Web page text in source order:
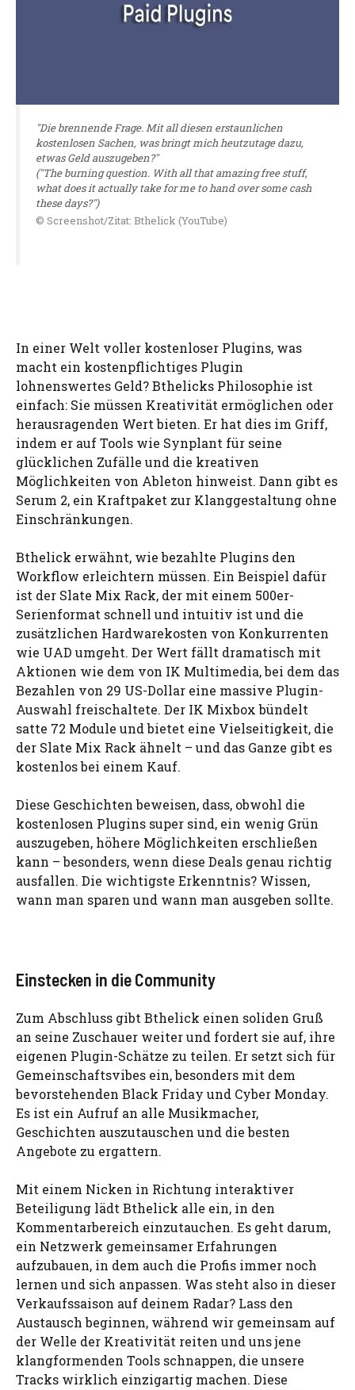
"Die brennende Frage. Mit all diesen erstaunlichen
kostenlosen Sachen, was bringt mich heutzutage dazu,
etwas Geld auszugeben?"
("The burning question. With all that amazing free stuff,
what does it actually take for me to hand over some cash
these days?")
© Screenshot/Zitat: Bthelick (YouTube)
In einer Welt voller kostenloser Plugins, was
macht ein kostenpflichtiges Plugin
lohnenswertes Geld? Bthelicks Philosophie ist
einfach: Sie müssen Kreativität ermöglichen oder
herausragenden Wert bieten. Er hat dies im Griff,
indem er auf Tools wie Synplant für seine
glücklichen Zufälle und die kreativen
Möglichkeiten von Ableton hinweist. Dann gibt es
Serum 2, ein Kraftpaket zur Klanggestaltung ohne
Einschränkungen.
Bthelick erwähnt, wie bezahlte Plugins den
Workflow erleichtern müssen. Ein Beispiel dafür
ist der Slate Mix Rack, der mit einem 500er-
Serienformat schnell und intuitiv ist und die
zusätzlichen Hardwarekosten von Konkurrenten
wie UAD umgeht. Der Wert fällt dramatisch mit
Aktionen wie dem von IK Multimedia, bei dem das
Bezahlen von 29 US-Dollar eine massive Plugin-
Auswahl freischaltete. Der IK Mixbox bündelt
satte 72 Module und bietet eine Vielseitigkeit, die
der Slate Mix Rack ähnelt – und das Ganze gibt es
kostenlos bei einem Kauf.
Diese Geschichten beweisen, dass, obwohl die
kostenlosen Plugins super sind, ein wenig Grün
auszugeben, höhere Möglichkeiten erschließen
kann – besonders, wenn diese Deals genau richtig
ausfallen. Die wichtigste Erkenntnis? Wissen,
wann man sparen und wann man ausgeben sollte.
Einstecken in die Community
Zum Abschluss gibt Bthelick einen soliden Gruß
an seine Zuschauer weiter und fordert sie auf, ihre
eigenen Plugin-Schätze zu teilen. Er setzt sich für
Gemeinschaftsvibes ein, besonders mit dem
bevorstehenden Black Friday und Cyber Monday.
Es ist ein Aufruf an alle Musikmacher,
Geschichten auszutauschen und die besten
Angebote zu ergattern.
Mit einem Nicken in Richtung interaktiver
Beteiligung lädt Bthelick alle ein, in den
Kommentarbereich einzutauchen. Es geht darum,
ein Netzwerk gemeinsamer Erfahrungen
aufzubauen, in dem auch die Profis immer noch
lernen und sich anpassen. Was steht also in dieser
Verkaufssaison auf deinem Radar? Lass den
Austausch beginnen, während wir gemeinsam auf
der Welle der Kreativität reiten und uns jene
klangformenden Tools schnappen, die unsere
Tracks wirklich einzigartig machen. Diese